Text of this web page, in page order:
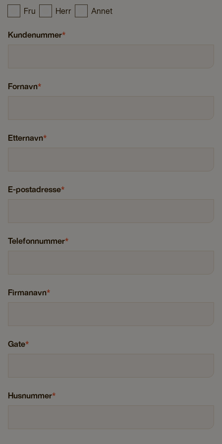
Fru
Herr
Annet
Kundenummer*
Fornavn*
Etternavn*
E-postadresse*
Telefonnummer*
Firmanavn*
Gate*
Husnummer*